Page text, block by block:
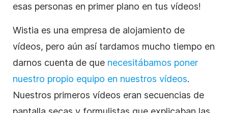
esas personas en primer plano en tus vídeos!
Wistia es una empresa de alojamiento de
vídeos, pero aún así tardamos mucho tiempo en
darnos cuenta de que necesitábamos poner
nuestro propio equipo en nuestros vídeos.
Nuestros primeros vídeos eran secuencias de